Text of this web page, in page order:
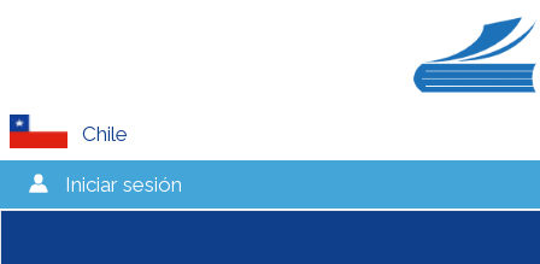
Chile
Iniciar sesión